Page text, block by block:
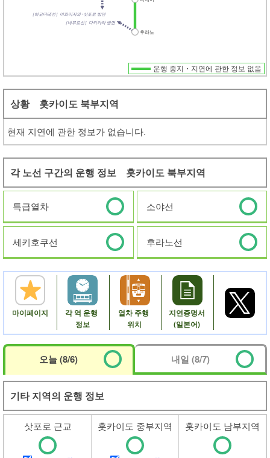
운행 중지・지연에 관한 정보 없음
상황 홋카이도 북부지역
현재 지연에 관한 정보가 없습니다.
각 노선 구간의 운행 정보 홋카이도 북부지역
특급열차 소야선
세키호쿠선 후라노선
마이페이지 각 역 운행
정보
열차주행
위치
지연증명서
(일본어)
오늘 (8/6) 내일 (8/7)
기타 지역의 운행 정보
삿포로 근교 홋카이도 중부지역 홋카이도 남부지역